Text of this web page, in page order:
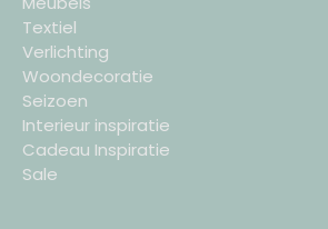
Textiel
Verlichting
Woondecoratie
Seizoen
Interieur inspiratie
Cadeau Inspiratie
Sale